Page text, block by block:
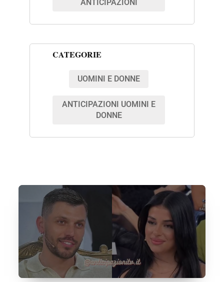
ANTICIPAZIONI
CATEGORIE
UOMINI E DONNE
ANTICIPAZIONI UOMINI E
DONNE